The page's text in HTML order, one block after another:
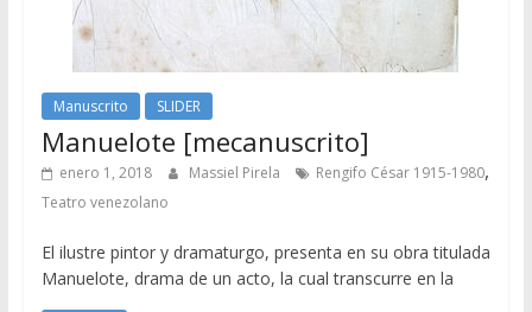
Manuscrito SLIDER
Manuelote [mecanuscrito]
enero 1, 2018 Massiel Pirela Rengifo César 1915-1980,
Teatro venezolano
El ilustre pintor y dramaturgo, presenta en su obra titulada
Manuelote, drama de un acto, la cual transcurre en la